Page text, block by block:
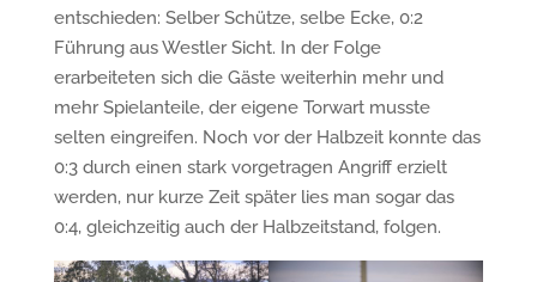
entschieden: Selber Schütze, selbe Ecke, 0:2
Führung aus Westler Sicht. In der Folge
erarbeiteten sich die Gäste weiterhin mehr und
mehr Spielanteile, der eigene Torwart musste
selten eingreifen. Noch vor der Halbzeit konnte das
0:3 durch einen stark vorgetragen Angriff erzielt
werden, nur kurze Zeit später lies man sogar das
0:4, gleichzeitig auch der Halbzeitstand, folgen.